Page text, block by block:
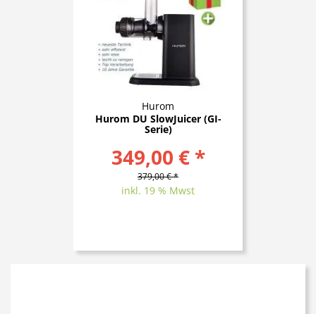
Hurom
Hurom DU SlowJuicer (GI-
Serie)
349,00 € *
379,00 € *
inkl. 19 % Mwst